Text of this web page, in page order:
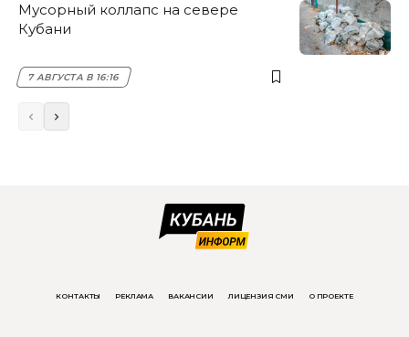
Мусорный коллапс на севере
Кубани
7 АВГУСТА В 16:16
КОНТАКТЫ РЕКЛАМА ВАКАНСИИ ЛИЦЕНЗИЯ СМИ О ПРОЕКТЕ